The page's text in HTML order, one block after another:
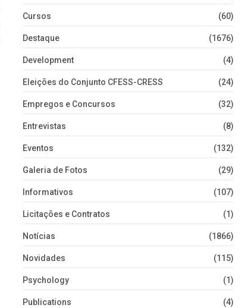
Cursos (60)
Destaque (1676)
Development (4)
Eleições do Conjunto CFESS-CRESS (24)
Empregos e Concursos (32)
Entrevistas (8)
Eventos (132)
Galeria de Fotos (29)
Informativos (107)
Licitações e Contratos (1)
Notícias (1866)
Novidades (115)
Psychology (1)
Publications (4)